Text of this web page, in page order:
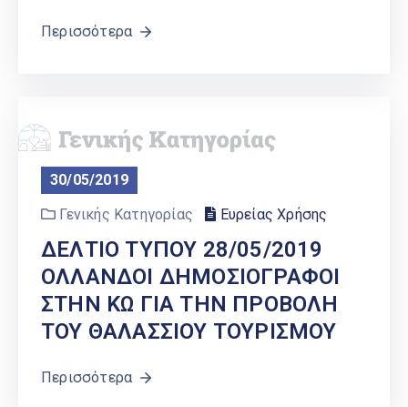
Περισσότερα
30/05/2019
Γενικής Κατηγορίας
Ευρείας Χρήσης
ΔΕΛΤΙΟ ΤΥΠΟΥ 28/05/2019
ΟΛΛΑΝΔΟΙ ΔΗΜΟΣΙΟΓΡΑΦΟΙ
ΣΤΗΝ ΚΩ ΓΙΑ ΤΗΝ ΠΡΟΒΟΛΗ
ΤΟΥ ΘΑΛΑΣΣΙΟΥ ΤΟΥΡΙΣΜΟΥ
Περισσότερα